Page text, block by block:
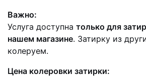
Важно:
Услуга доступна только для
нашем магазине. Затирку из
колеруем.
Цена колеровки затирки: